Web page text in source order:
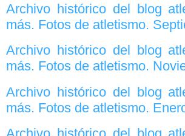
Archivo histórico del blog
más. Fotos de atletismo.
Archivo histórico del blog
más. Fotos de atletismo.
Archivo histórico del blog
más. Fotos de atletismo.